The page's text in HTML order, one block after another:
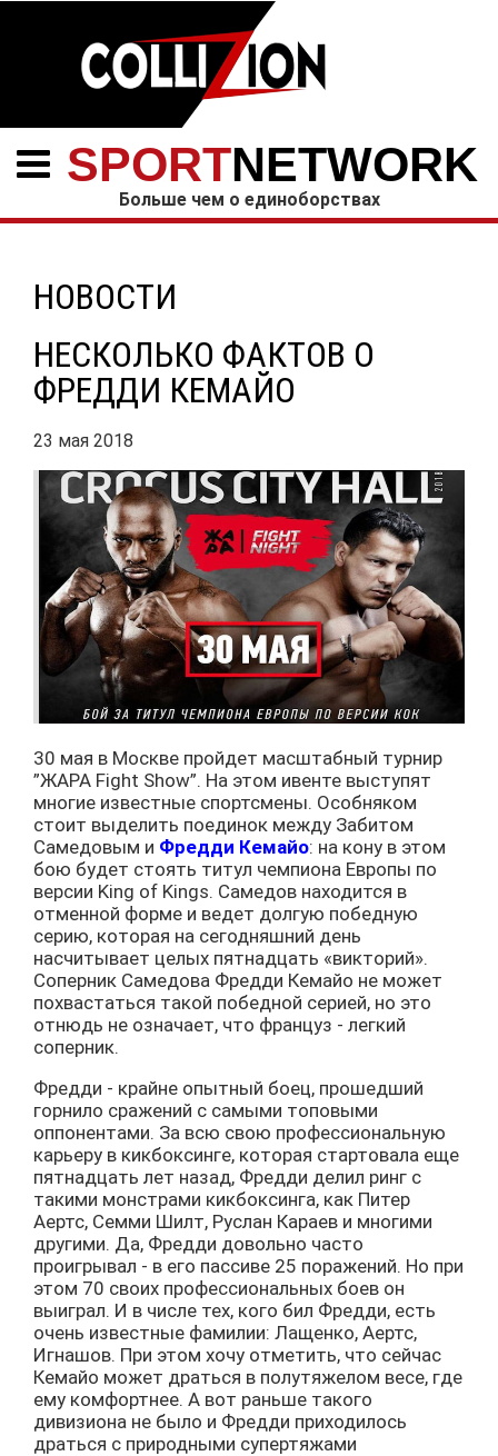
SPORTNETWORK
Больше чем о единоборствах
НОВОСТИ
НЕСКОЛЬКО ФАКТОВ О
ФРЕДДИ КЕМАЙО
23 мая 2018
30 мая в Москве пройдет масштабный турнир
”ЖАРА Fight Show”. На этом ивенте выступят
многие известные спортсмены. Особняком
стоит выделить поединок между Забитом
Самедовым и Фредди Кемайо: на кону в этом
бою будет стоять титул чемпиона Европы по
версии King of Kings. Самедов находится в
отменной форме и ведет долгую победную
серию, которая на сегодняшний день
насчитывает целых пятнадцать «викторий».
Соперник Самедова Фредди Кемайо не может
похвастаться такой победной серией, но это
отнюдь не означает, что француз - легкий
соперник.
Фредди - крайне опытный боец, прошедший
горнило сражений с самыми топовыми
оппонентами. За всю свою профессиональную
карьеру в кикбоксинге, которая стартовала еще
пятнадцать лет назад, Фредди делил ринг с
такими монстрами кикбоксинга, как Питер
Аертс, Семми Шилт, Руслан Караев и многими
другими. Да, Фредди довольно часто
проигрывал - в его пассиве 25 поражений. Но при
этом 70 своих профессиональных боев он
выиграл. И в числе тех, кого бил Фредди, есть
очень известные фамилии: Лащенко, Аертс,
Игнашов. При этом хочу отметить, что сейчас
Кемайо может драться в полутяжелом весе, где
ему комфортнее. А вот раньше такого
дивизиона не было и Фредди приходилось
драться с природными супертяжами